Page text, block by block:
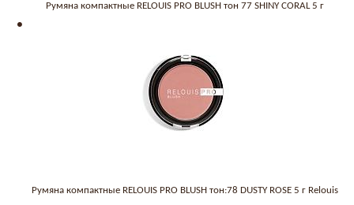
Румяна компактные RELOUIS PRO BLUSH тон 77 SHINY CORAL 5 г
Румяна компактные RELOUIS PRO BLUSH тон:78 DUSTY ROSE 5 г Relouis